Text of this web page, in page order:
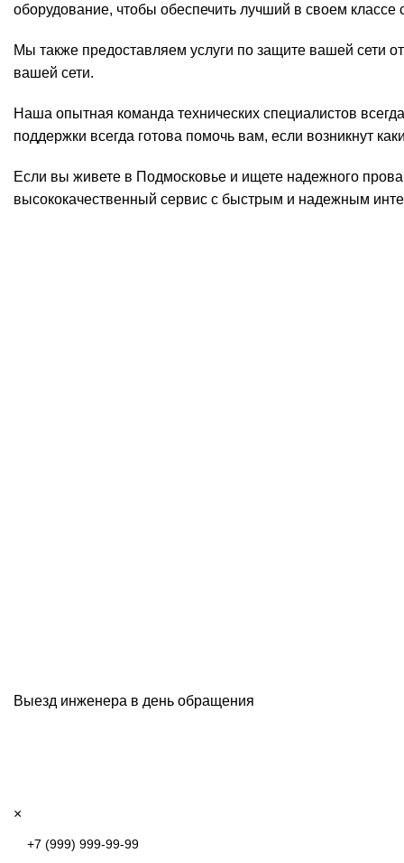
оборудование, чтобы обеспечить лучший в своем классе
Мы также предоставляем услуги по защите вашей сети
вашей сети.
Наша опытная команда технических специалистов
поддержки всегда готова помочь вам, если возникнут
Если вы живете в Подмосковье и ищете надежного
высококачественный сервис с быстрым и надежным
Выезд инженера в день обращения
×